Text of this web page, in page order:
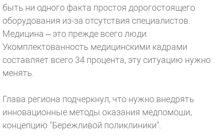
быть ни одного факта простоя дорогостоящего
оборудования из-за отсутствия специалистов.
Медицина – это прежде всего люди.
Укомплектованность медицинскими кадрами
составляет всего 34 процента, эту ситуацию нужно
менять.
Глава региона подчеркнул, что нужно внедрять
инновационные методы оказания медпомоши,
концепцию "Бережливой поликлиники".